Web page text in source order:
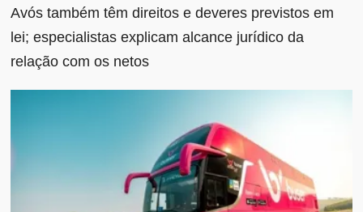
Avós também têm direitos e deveres previstos em
lei; especialistas explicam alcance jurídico da
relação com os netos